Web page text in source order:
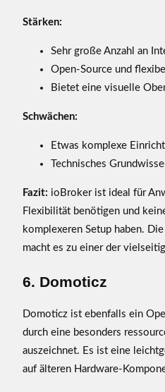
Stärken:
Sehr große Anzahl an
Open-Source und
Bietet eine visuelle
Schwächen:
Etwas komplexe
Technisches
Fazit: ioBroker ist ideal für
Flexibilität benötigen und
komplexeren Setup haben.
macht es zu einer der
6. Domoticz
Domoticz ist ebenfalls ein
durch eine besonders
auszeichnet. Es ist eine
auf älteren Hardware-